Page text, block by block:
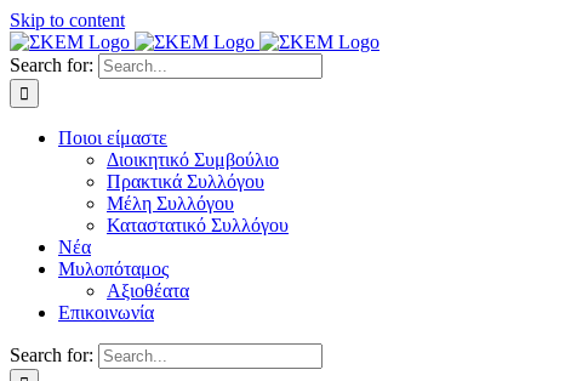
Skip to content
Search for:
Ποιοι είμαστε
Διοικητικό Συμβούλιο
Πρακτικά Συλλόγου
Μέλη Συλλόγου
Καταστατικό Συλλόγου
Νέα
Μυλοπόταμος
Αξιοθέατα
Επικοινωνία
Search for: